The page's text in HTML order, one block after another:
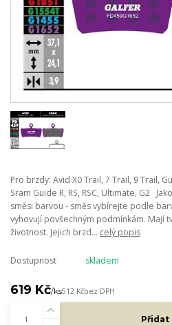
Pro brzdy: Avid X0 Trail, 7 Trail, 9 Trail,
Sram Guide R, RS, RSC, Ultimate, G2
směsi barvou - směs vybírejte podle
vyhovují povšechným podmínkám. Mají
životnost. Jejich brzd... celý popis
Dostupnost skladem
619 Kč/ks512 Kčbez DPH
Přidat